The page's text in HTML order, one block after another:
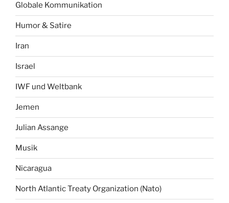
Globale Kommunikation
Humor & Satire
Iran
Israel
IWF und Weltbank
Jemen
Julian Assange
Musik
Nicaragua
North Atlantic Treaty Organization (Nato)